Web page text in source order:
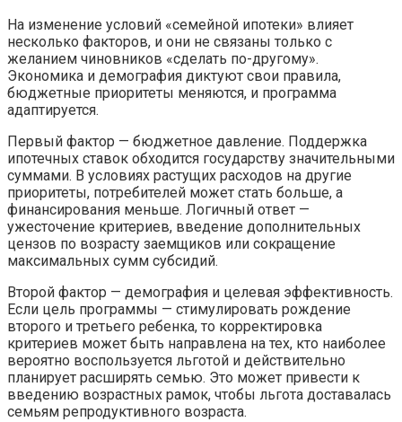
На изменение условий «семейной ипотеки» влияет
несколько факторов, и они не связаны только с
желанием чиновников «сделать по-другому».
Экономика и демография диктуют свои правила,
бюджетные приоритеты меняются, и программа
адаптируется.
Первый фактор — бюджетное давление. Поддержка
ипотечных ставок обходится государству значительными
суммами. В условиях растущих расходов на другие
приоритеты, потребителей может стать больше, а
финансирования меньше. Логичный ответ —
ужесточение критериев, введение дополнительных
цензов по возрасту заемщиков или сокращение
максимальных сумм субсидий.
Второй фактор — демография и целевая эффективность.
Если цель программы — стимулировать рождение
второго и третьего ребенка, то корректировка
критериев может быть направлена на тех, кто наиболее
вероятно воспользуется льготой и действительно
планирует расширять семью. Это может привести к
введению возрастных рамок, чтобы льгота доставалась
семьям репродуктивного возраста.